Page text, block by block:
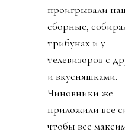
проигрывали
сборные,
трибунах и у
телевизоров с
и вкусняшками.
Чиновники же
приложили все
чтобы все